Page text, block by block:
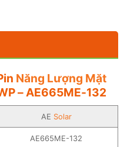
Năng Lượng Mặt
– AE665ME-132
AE Solar
AE665ME-132